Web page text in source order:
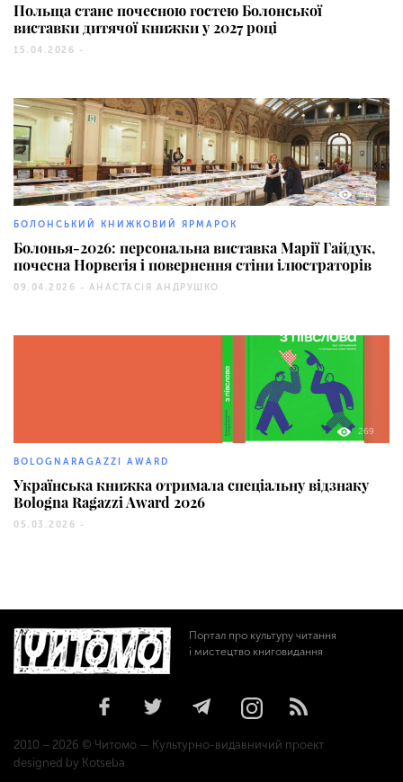
Польща стане почесною гостею Болонської
виставки дитячої книжки у 2027 році
15.04.2026 -
810
БОЛОНСЬКИЙ КНИЖКОВИЙ ЯРМАРОК
Болонья-2026: персональна виставка Марії Гайдук,
почесна Норвегія і повернення стіни ілюстраторів
09.04.2026 - АНАСТАСІЯ АНДРУШКО
269
BOLOGNARAGAZZI AWARD
Українська книжка отримала спеціальну відзнаку
Bologna Ragazzi Award 2026
05.03.2026 -
Портал про культуру читання
і мистецтво книговидання
2010 – 2026 © Читомо — Культурно-видавничий проект
designed by Kotseba